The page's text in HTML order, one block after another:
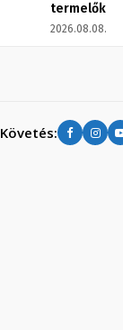
termelők
2026.08.08.
Követés: